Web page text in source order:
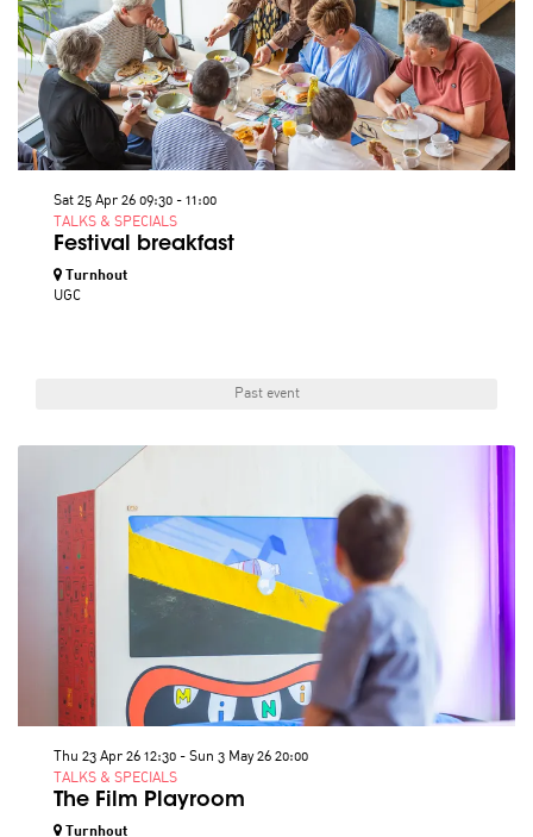
Festival breakfast
TALKS & SPECIALS
Sat 25 Apr 26 09:30 - 11:00
Turnhout
UGC
Past event
The Film Playroom
TALKS & SPECIALS
Thu 23 Apr 26 12:30 - Sun 3 May 26 20:00
Turnhout